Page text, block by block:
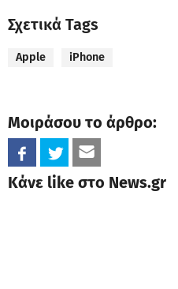
Σχετικά Tags
Apple iPhone
Μοιράσου το άρθρο:
Κάνε like στο News.gr